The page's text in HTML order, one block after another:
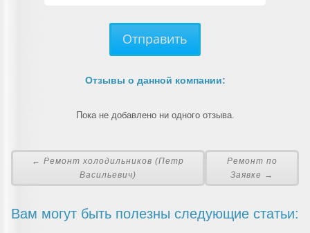
Отправить
Отзывы о данной компании:
Пока не добавлено ни одного отзыва.
← Ремонт холодильников (Петр
Васильевич)
Ремонт по
Заявке →
Вам могут быть полезны следующие статьи: